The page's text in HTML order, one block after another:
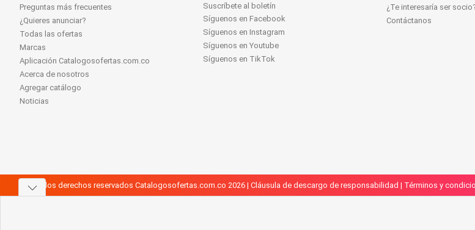
Preguntas más frecuentes
¿Quieres anunciar?
Todas las ofertas
Marcas
Aplicación Catalogosofertas.com.co
Acerca de nosotros
Agregar catálogo
Noticias
Suscríbete al boletín
Síguenos en Facebook
Síguenos en Instagram
Síguenos en Youtube
Síguenos en TikTok
¿Te interesaría ser
Contáctanos
Todos los derechos reservados Catalogosofertas.com.co 2026 | Cláusula de descargo de responsabilidad | Términos y